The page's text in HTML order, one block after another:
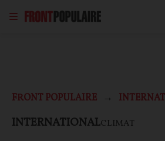
FRONT POPULAIRE
INTERNATIONALCLIMAT